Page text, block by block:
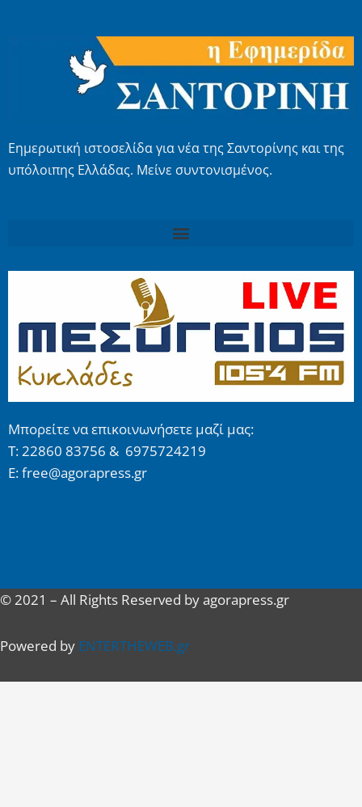
Εημερωτική ιστοσελίδα για νέα της Σαντορίνης και της
υπόλοιπης Ελλάδας. Μείνε συντονισμένος.
Μπορείτε να επικοινωνήσετε μαζί μας:
Τ: 22860 83756 & 6975724219
E: free@agorapress.gr
© 2021 – All Rights Reserved by agorapress.gr
Powered by ENTERTHEWEB.gr